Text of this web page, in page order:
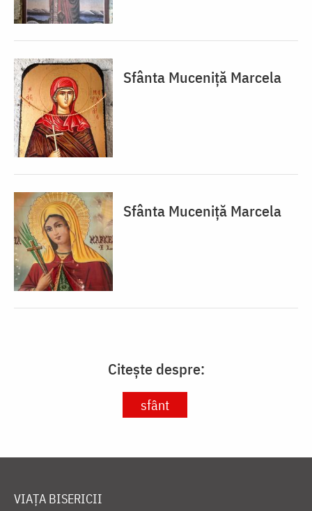
Sfânta Muceniță Marcela
Sfânta Muceniță Marcela
Citește despre:
sfânt
VIAȚA BISERICII